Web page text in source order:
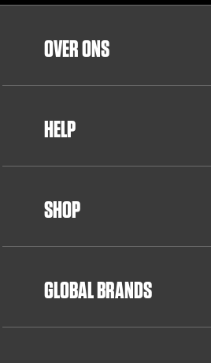
OVER ONS
HELP
SHOP
GLOBAL BRANDS